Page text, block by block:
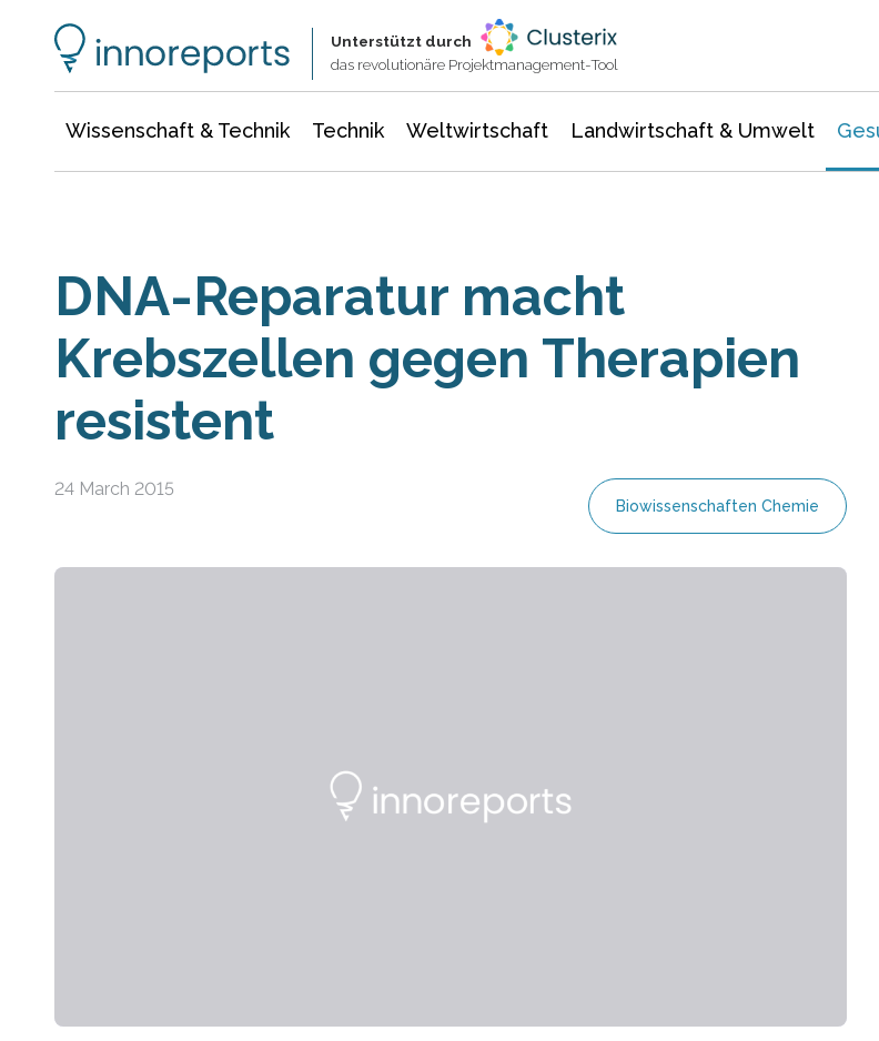
Unterstützt durch
das revolutionäre Projektmanagement-Tool
Wissenschaft & Technik Technik Weltwirtschaft Landwirtschaft & Umwelt
DNA-Reparatur macht
Krebszellen gegen Therapien
resistent
24 March 2015
Biowissenschaften Chemie